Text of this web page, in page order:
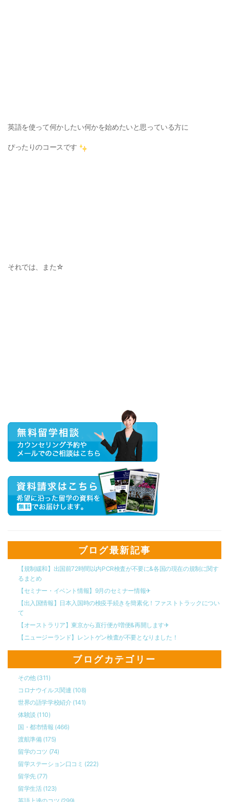
英語を使って何かしたい何かを始めたいと思っている方に
ぴったりのコースです
それでは、また☆
ブログ最新記事
【規制緩和】出国前72時間以内PCR検査が不要に&各国の現在の規制に関す
るまとめ
【セミナー・イベント情報】9月のセミナー情報✈︎
【出入国情報】日本入国時の検疫手続きを簡素化！ファストトラックについ
て
【オーストラリア】東京から直行便が増便&再開します✈︎
【ニュージーランド】レントゲン検査が不要となりました！
ブログカテゴリー
その他 (311)
コロナウイルス関連 (108)
世界の語学学校紹介 (141)
体験談 (110)
国・都市情報 (466)
渡航準備 (175)
留学のコツ (74)
留学ステーション口コミ (222)
留学先 (77)
留学生活 (123)